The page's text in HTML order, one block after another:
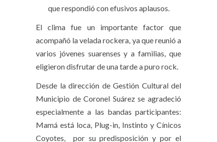
que respondió con efusivos aplausos.
El clima fue un importante factor que
acompañó la velada rockera, ya que reunió a
varios jóvenes suarenses y a familias, que
eligieron disfrutar de una tarde a puro rock.
Desde la dirección de Gestión Cultural del
Municipio de Coronel Suárez se agradeció
especialmente a las bandas participantes:
Mamá está loca, Plug-in, Instinto y Cínicos
Coyotes, por su predisposición y por el